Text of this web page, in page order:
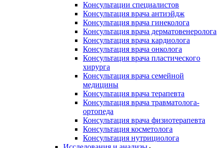
Консультации специалистов
Консультация врача антиэйдж
Консультация врача гинеколога
Консультация врача дерматовенеролога
Консультация врача кардиолога
Консультация врача онколога
Консультация врача пластического
хирурга
Консультация врача семейной
медицины
Консультация врача терапевта
Консультация врача травматолога-
ортопеда
Консультация врача физиотерапевта
Консультация косметолога
Консультация нутрициолога